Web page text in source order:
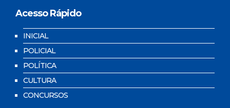
Acesso Rápido
INICIAL
POLICIAL
POLÍTICA
CULTURA
CONCURSOS